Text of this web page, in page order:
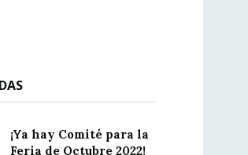
¡Ya hay Comité para la
Feria de Octubre 2022!